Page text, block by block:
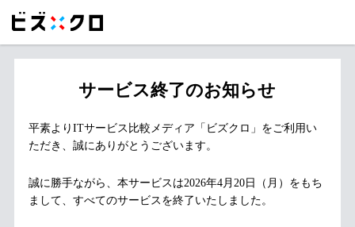
サービス終了のお知らせ
平素よりITサービス比較メディア「ビズクロ」をご利用い
ただき、誠にありがとうございます。
誠に勝手ながら、本サービスは2026年4月20日（月）をもち
まして、すべてのサービスを終了いたしました。